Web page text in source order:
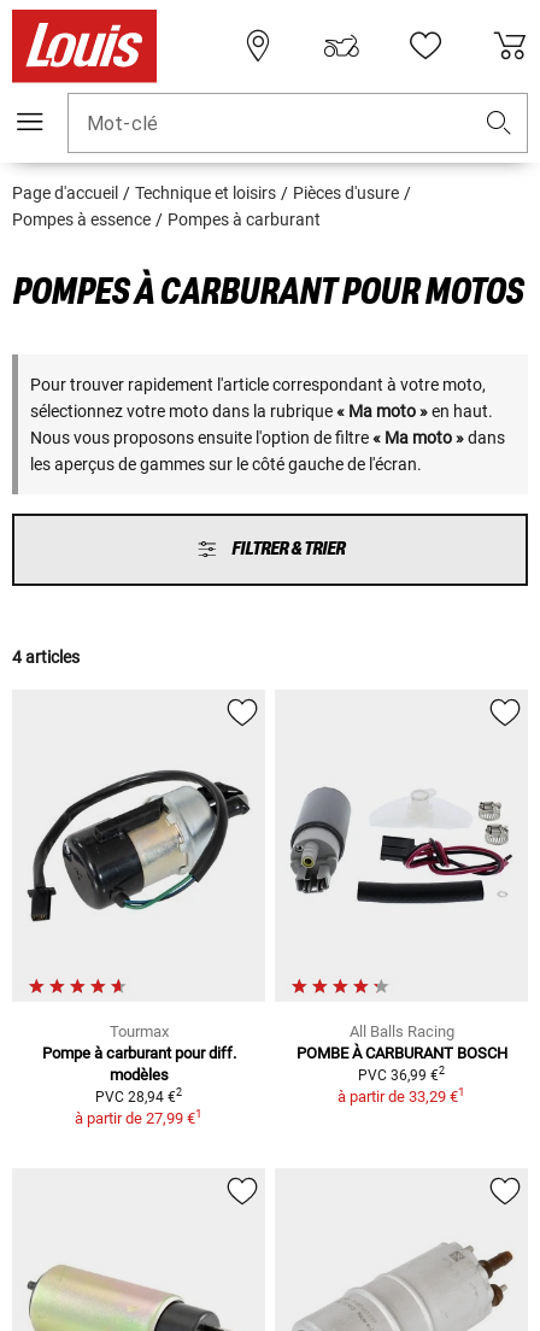
Mot-clé
Page d'accueil Technique et loisirs
Pièces d'usure
Pompes à essence
Pompes à carburant
POMPES À CARBURANT POUR MOTOS
Pour trouver rapidement l'article correspondant à votre moto,
sélectionnez votre moto dans la rubrique« Ma moto »en haut.
Nous vous proposons ensuite l'option de filtre« Ma moto »dans
les aperçus de gammes sur le côté gauche de l'écran.
FILTRER & TRIER
4 articles
Tourmax
Pompe à carburant pour diff.
modèles
PVC 28,94 €2
à partir de 27,99 €1
All Balls Racing
POMBE À CARBURANT BOSCH
PVC 36,99 €2
à partir de 33,29 €1